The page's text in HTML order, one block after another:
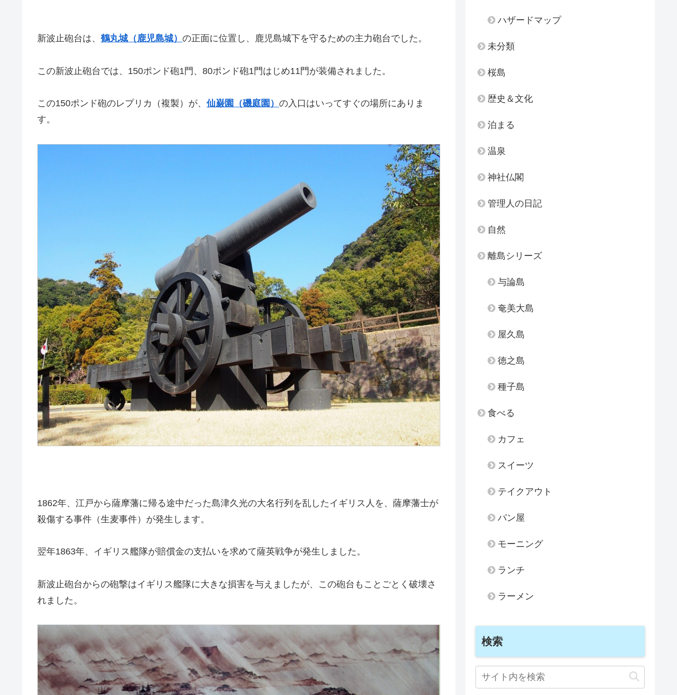
新波止砲台は、 鶴丸城（鹿児島城） の正面に位置し、鹿児島城下を守るための主力砲台でした。
この新波止砲台では、150ポンド砲1門、80ポンド砲1門はじめ11門が装備されました。
この150ポンド砲のレプリカ（複製）が、 仙巌園（磯庭園） の入口はいってすぐの場所にありま
す。
1862年、江戸から薩摩藩に帰る途中だった島津久光の大名行列を乱したイギリス人を、薩摩藩士が
殺傷する事件（生麦事件）が発生します。
翌年1863年、イギリス艦隊が賠償金の支払いを求めて薩英戦争が発生しました。
新波止砲台からの砲撃はイギリス艦隊に大きな損害を与えましたが、この砲台もことごとく破壊さ
れました。
ハザードマップ
未分類
桜島
歴史＆文化
泊まる
温泉
神社仏閣
管理人の日記
自然
離島シリーズ
与論島
奄美大島
屋久島
徳之島
種子島
食べる
カフェ
スイーツ
テイクアウト
パン屋
モーニング
ランチ
ラーメン
検索